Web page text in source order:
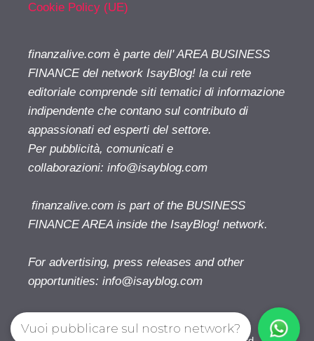
Cookie Policy (UE)
finanzalive.com è parte dell' AREA BUSINESS
FINANCE del network IsayBlog! la cui rete
editoriale comprende siti tematici di informazione
indipendente che contano sul contributo di
appassionati ed esperti del settore.
Per pubblicità, comunicati e
collaborazioni: info@isayblog.com
finanzalive.com is part of the BUSINESS
FINANCE AREA inside the IsayBlog! network.
For advertising, press releases and other
opportunities: info@isayblog.com
Vuoi pubblicare sul nostro network?